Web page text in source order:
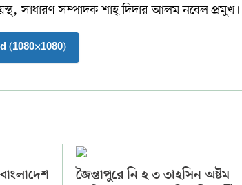
সাধারণ সম্পাদক শাহ্ দিদার আলম নবেল প্রমুখ।
(1080×1080)
জৈন্তাপুরে নি হ ত তাহসিন অষ্টম